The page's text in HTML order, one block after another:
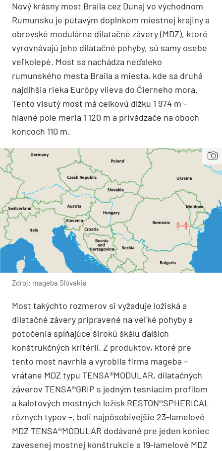
Nový krásny most Braila cez Dunaj vo východnom
Rumunsku je pútavým doplnkom miestnej krajiny a
obrovské modulárne dilatačné závery (MDZ), ktoré
vyrovnávajú jeho dilatačné pohyby, sú samy osebe
veľkolepé. Most sa nachádza neďaleko
rumunského mesta Braila a miesta, kde sa druhá
najdlhšia rieka Európy vlieva do Čierneho mora.
Tento visutý most má celkovú dĺžku 1 974 m –
hlavné pole meria 1 120 m a privádzače na oboch
koncoch 110 m.
Zdroj: mageba Slovakia
Most takýchto rozmerov si vyžaduje ložiská a
dilatačné závery pripravené na veľké pohyby a
potočenia spĺňajúce širokú škálu ďalších
konštrukčných kritérií. Z produktov, ktoré pre
tento most navrhla a vyrobila firma mageba –
vrátane MDZ typu TENSA®MODULAR, dilatačných
záverov TENSA®GRIP s jedným tesniacim profilom
a kalotových mostných ložísk RESTON®SPHERICAL
rôznych typov –, boli najpôsobivejšie 23-lamelové
MDZ TENSA®MODULAR dodávané pre jeden koniec
zavesenej mostnej konštrukcie a 19-lamelové MDZ